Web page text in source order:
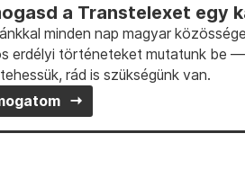
a Transtelexet egy
minden nap magyar
erdélyi történeteket mutatunk be
rád is szükségünk van.